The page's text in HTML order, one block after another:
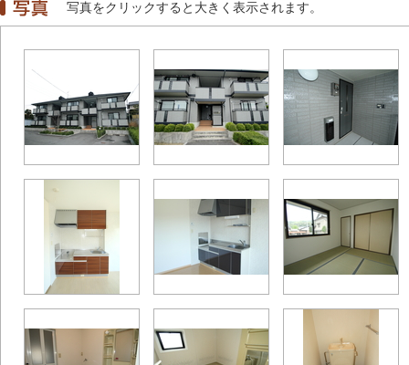
写真をクリックすると大きく表示されます。